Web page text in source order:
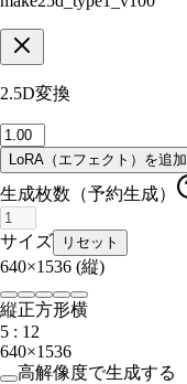
2.5D変換
LoRA（エフェクト）を追加
生成枚数（予約生成）
サイズ リセット
640×1536 (縦)
縦正方形横
5 : 12
640×1536
高解像度で生成する